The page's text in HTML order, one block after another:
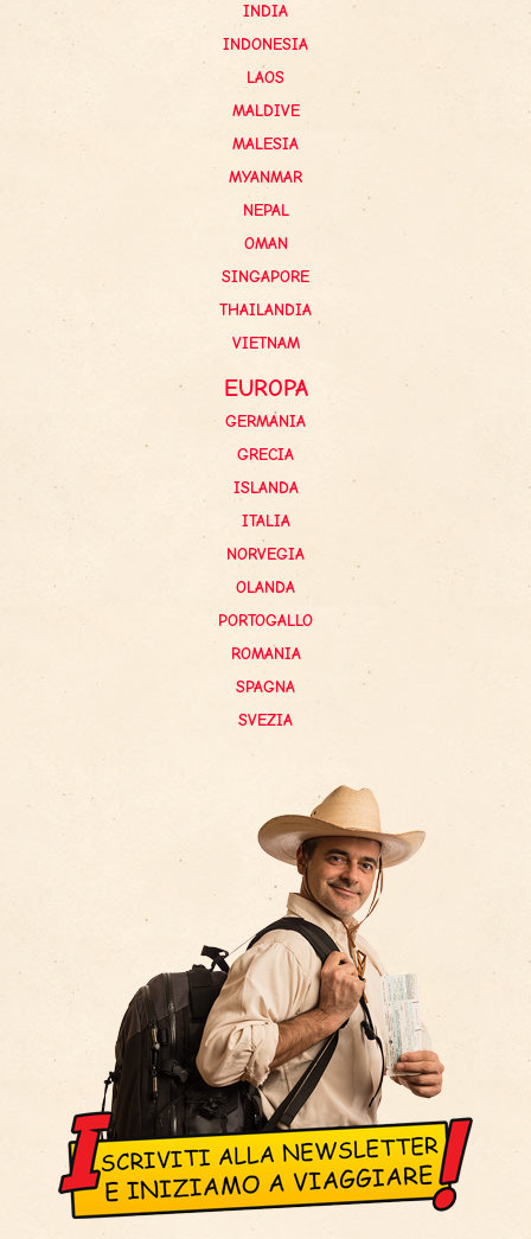
INDIA
INDONESIA
LAOS
MALDIVE
MALESIA
MYANMAR
NEPAL
OMAN
SINGAPORE
THAILANDIA
VIETNAM
EUROPA
GERMANIA
GRECIA
ISLANDA
ITALIA
NORVEGIA
OLANDA
PORTOGALLO
ROMANIA
SPAGNA
SVEZIA